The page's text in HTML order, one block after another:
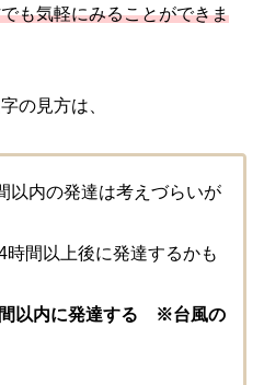
も気軽にみることができま
の見方は、
内の発達は考えづらいが
間以上後に発達するかも
以内に発達する ※台風の